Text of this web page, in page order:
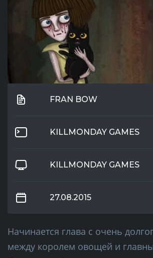
FRAN BOW
KILLMONDAY GAMES
KILLMONDAY GAMES
27.08.2015
Начинается глава с очень
между королем овощей и